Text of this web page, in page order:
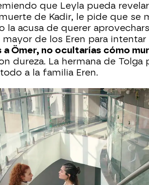
que Leyla pueda
de Kadir, le pide que se
la acusa de querer
mayor de los Eren para intentar
a Ömer, no ocultarías cómo
dureza. La hermana de Tolga
a la familia Eren.
Süsen intenta impedirlo y
manera:Leyla cae por las
en la cabeza, quedando
la escena. "La estaba
pero no le he hecho nada",
y asustada. El hijo de
"Tú no sabes nada,